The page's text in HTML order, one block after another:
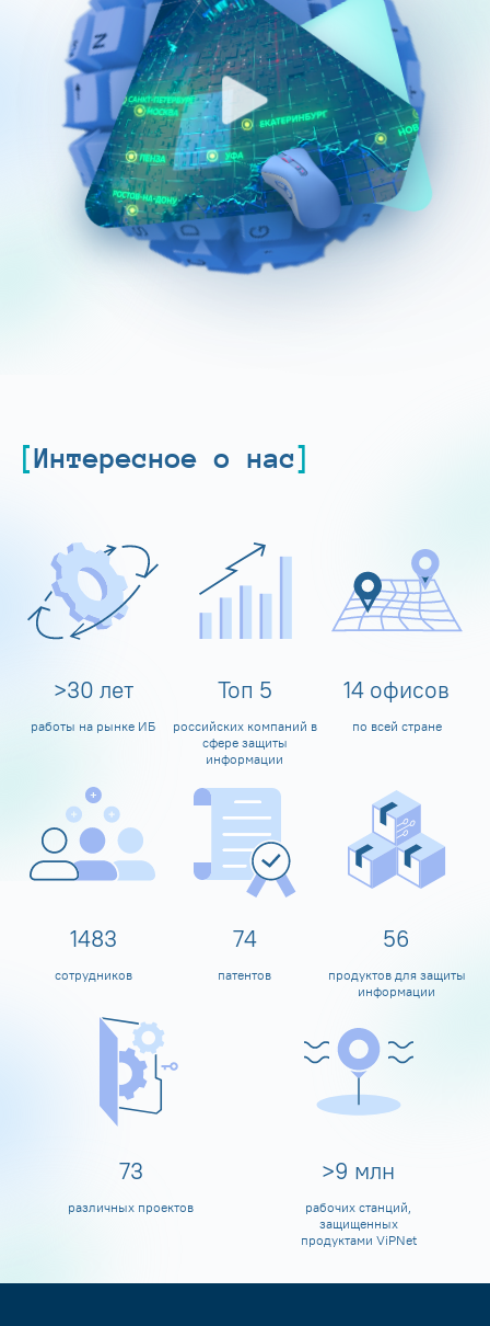
Интересное о нас
>30 лет
работы на рынке ИБ
Топ 5
российских компаний в
сфере защиты
информации
14 офисов
по всей стране
1599
сотрудников
80
патентов
60
продуктов для защиты
информации
80
различных проектов
>10 млн
рабочих станций,
защищенных
продуктами ViPNet